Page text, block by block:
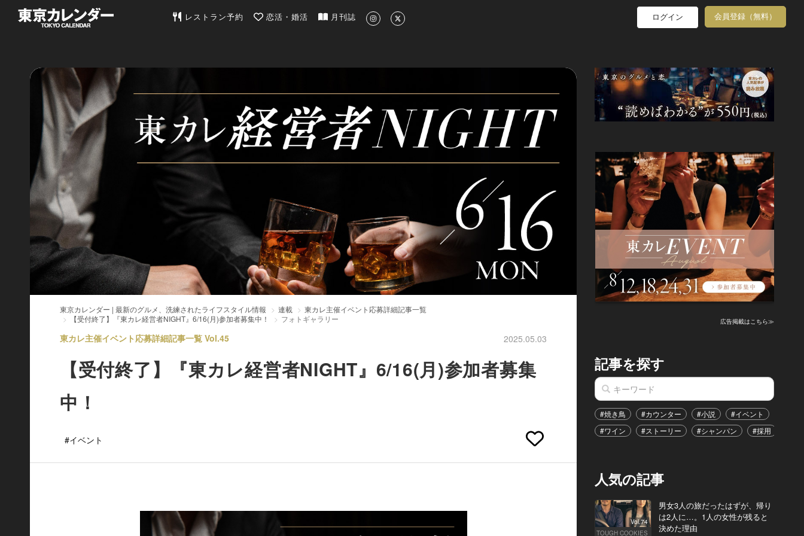
東京カレンダー | 最新のグルメ、洗練されたライフスタイル情報
レストラン予約 恋活・婚活 月刊誌 ログイン 会員登録（無料）
東京カレンダー | 最新のグルメ、洗練されたライフスタイル情報 連載
東カレ主催イベント応募詳細記事一覧
【受付終了】『東カレ経営者NIGHT』6/16(月)参加者募集中！
フォトギャラリー
東カレ主催イベント応募詳細記事一覧 Vol.45 2025.05.03
【受付終了】『東カレ経営者NIGHT』6/16(月)参加者募集
中！
#イベント
広告掲載はこちら≫
記事を探す
#焼き鳥 #カウンター #小説 #イベント
#ワイン
#ストーリー #シャンパン #採用
人気の記事
Vol.74
TOUGH COOKIES
男女3人の旅だったはずが、帰り
は2人に…。1人の女性が残ると
決めた理由